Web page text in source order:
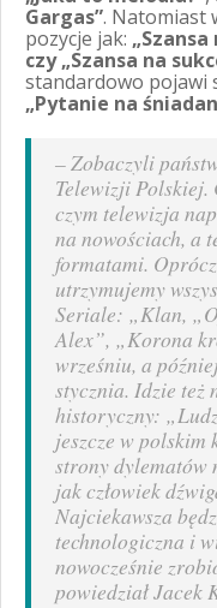
Gargas”. Natomiast
pozycje jak:
czy „Szansa na
standardowo pojawi
„Pytanie na
–Zobaczyli
Telewizji Polskiej.
czym telewizja
na nowościach, a
formatami.
utrzymujemy
Seriale: „Klan,
Alex”, „Korona
wrześniu, a
stycznia. Idzie też
historyczny:
jeszcze w polskim
strony dylematów
jak człowiek
Najciekawsza
technologiczna i
nowocześnie
powiedział Jacek